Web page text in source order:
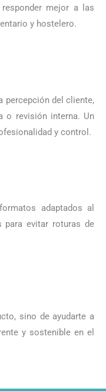
mejor a las
y hostelero.
percepción del cliente,
o revisión interna. Un
y control.
adaptados al
para evitar roturas de
sino de ayudarte a
y sostenible en el